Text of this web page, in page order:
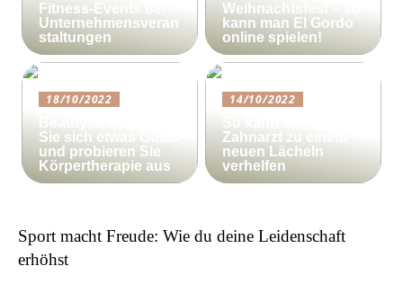
Fitness-Events bei
Unternehmensveran
staltungen
Weihnachtsfest – so
kann man El Gordo
online spielen!
18/10/2022
Sie sich etwas Gutes
und probieren Sie
Körpertherapie aus
14/10/2022
Zahnarzt zu einem
neuen Lächeln
verhelfen
Sport macht Freude: Wie du deine Leidenschaft
erhöhst